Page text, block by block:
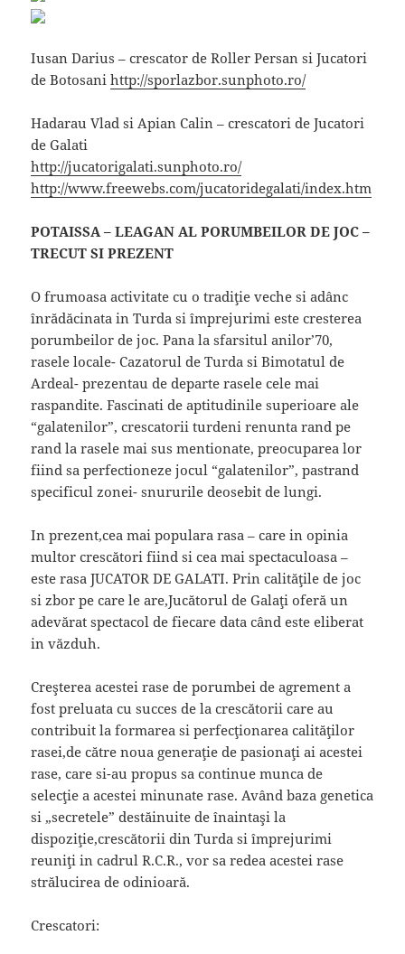
Iusan Darius – crescator de Roller Persan si Jucatori
de Botosanihttp://sporlazbor.sunphoto.ro/
Hadarau Vlad si Apian Calin – crescatori de Jucatori
de Galati
http://jucatorigalati.sunphoto.ro/
http://www.freewebs.com/jucatoridegalati/index.htm
POTAISSA – LEAGAN AL PORUMBEILOR DE JOC –
TRECUT SI PREZENT
O frumoasa activitate cu o tradiţie veche si adânc
înrădăcinata in Turda si împrejurimi este cresterea
porumbeilor de joc. Pana la sfarsitul anilor’70,
rasele locale- Cazatorul de Turda si Bimotatul de
Ardeal- prezentau de departe rasele cele mai
raspandite. Fascinati de aptitudinile superioare ale
“galatenilor”, crescatorii turdeni renunta rand pe
rand la rasele mai sus mentionate, preocuparea lor
fiind sa perfectioneze jocul “galatenilor”, pastrand
specificul zonei- snururile deosebit de lungi.
In prezent,cea mai populara rasa – care in opinia
multor crescători fiind si cea mai spectaculoasa –
este rasa JUCATOR DE GALATI. Prin calităţile de joc
si zbor pe care le are,Jucătorul de Galaţi oferă un
adevărat spectacol de fiecare data când este eliberat
in văzduh.
Creşterea acestei rase de porumbei de agrement a
fost preluata cu succes de la crescătorii care au
contribuit la formarea si perfecţionarea calităţilor
rasei,de către noua generaţie de pasionaţi ai acestei
rase, care si-au propus sa continue munca de
selecţie a acestei minunate rase. Având baza genetica
si „secretele” destăinuite de înaintaşi la
dispoziţie,crescătorii din Turda si împrejurimi
reuniţi in cadrul R.C.R., vor sa redea acestei rase
strălucirea de odinioară.
Crescatori: